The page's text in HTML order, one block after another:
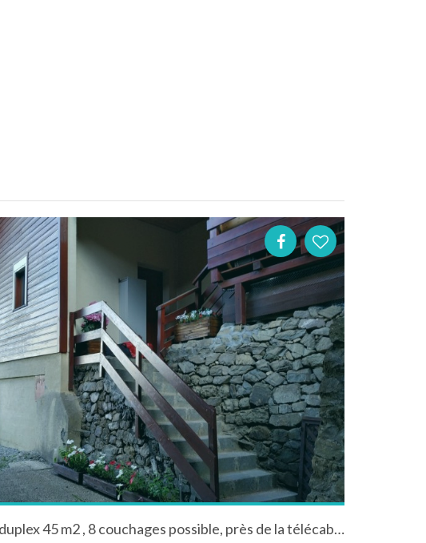
appartement en duplex 45 m2 , 8 couchages possible, près de la télécabine